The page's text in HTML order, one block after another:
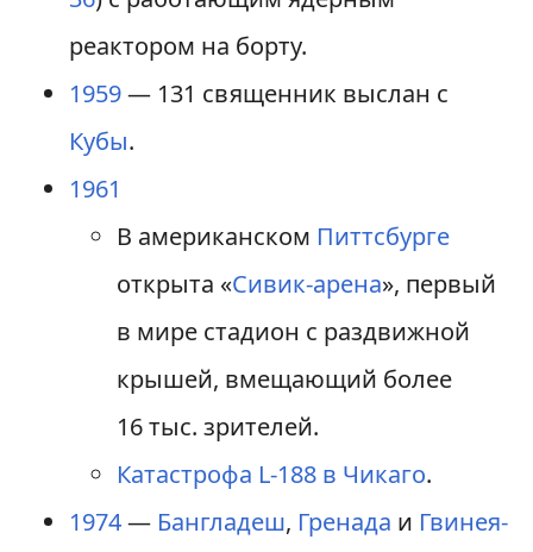
реактором на борту.
1959— 131 священник выслан с
Кубы.
1961
В американском Питтсбурге
открыта «Сивик-арена», первый
в мире стадион с раздвижной
крышей, вмещающий более
16 тыс. зрителей.
Катастрофа L-188 в Чикаго.
1974— Бангладеш, Гренада и Гвинея-